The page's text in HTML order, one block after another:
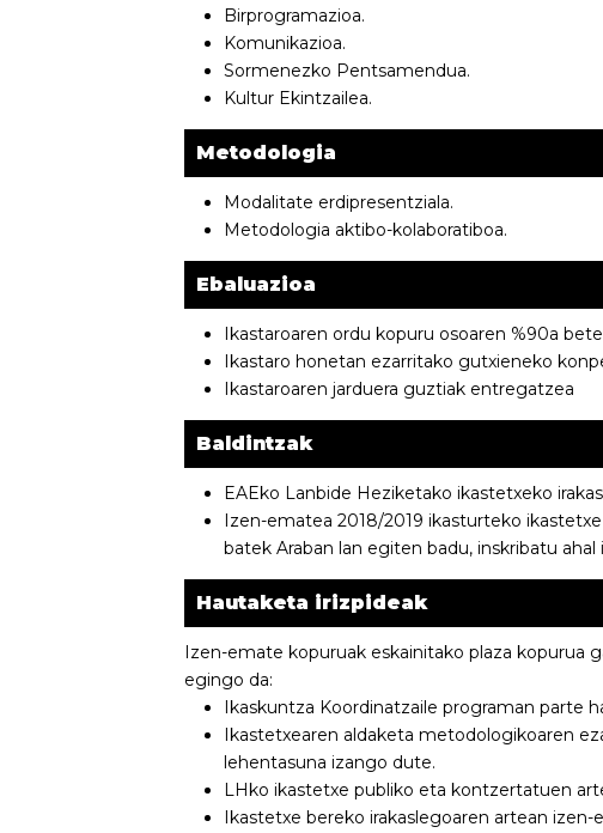
Birprogramazioa.
Komunikazioa.
Sormenezko Pentsamendua.
Kultur Ekintzailea.
Metodologia
Modalitate erdipresentziala.
Metodologia aktibo-kolaboratiboa.
Ebaluazioa
Ikastaroaren ordu kopuru osoaren %90a
Ikastaro honetan ezarritako gutxieneko
Ikastaroaren jarduera guztiak entregatzea
Baldintzak
EAEko Lanbide Heziketako ikastetxeko
Izen-ematea 2018/2019 ikasturteko
batek Araban lan egiten badu, inskribatu
Hautaketa irizpideak
Izen-emate kopuruak eskainitako plaza kopurua
egingo da:
Ikaskuntza Koordinatzaile programan parte
Ikastetxearen aldaketa metodologikoaren
lehentasuna izango dute.
LHko ikastetxe publiko eta kontzertatuen
Ikastetxe bereko irakaslegoaren artean